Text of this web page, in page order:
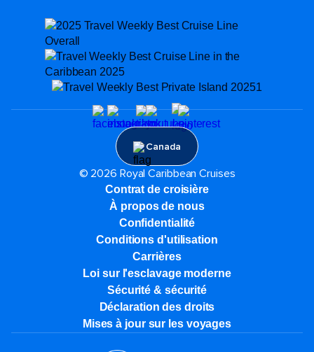
Canada
© 2026 Royal Caribbean Cruises
Contrat de croisière
À propos de nous
Confidentialité
Conditions d'utilisation
Carrières
Loi sur l'esclavage moderne
Sécurité & sécurité
Déclaration des droits
Mises à jour sur les voyages